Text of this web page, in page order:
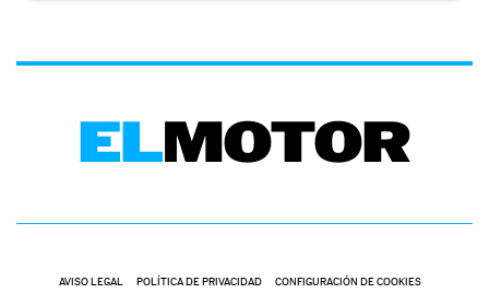
AVISO LEGAL POLÍTICA DE PRIVACIDAD CONFIGURACIÓN DE COOKIES